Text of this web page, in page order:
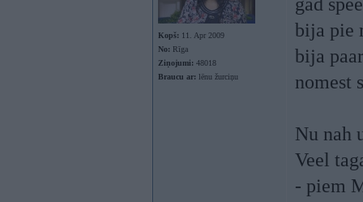
Kopš: 11. Apr 2009
No: Rīga
Ziņojumi: 48018
Braucu ar: lēnu žurciņu
bija pie
bija
nomest
Nu nah
Veel
- piem